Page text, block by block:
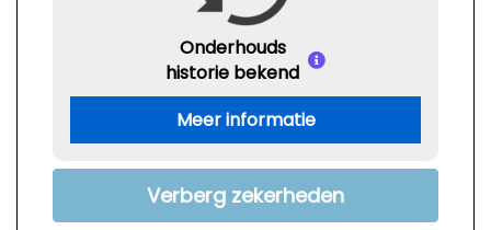
Onderhouds
historie bekend
Meer informatie
Verberg zekerheden